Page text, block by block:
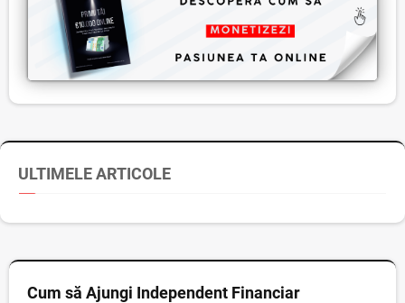
ULTIMELE ARTICOLE
Cum să Ajungi Independent Financiar